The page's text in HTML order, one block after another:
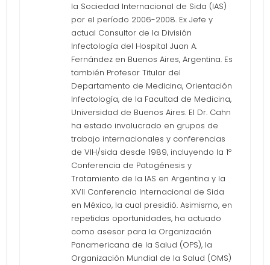
la Sociedad Internacional de Sida (IAS)
por el período 2006-2008. Ex Jefe y
actual Consultor de la División
Infectología del Hospital Juan A.
Fernández en Buenos Aires, Argentina. Es
también Profesor Titular del
Departamento de Medicina, Orientación
Infectología, de la Facultad de Medicina,
Universidad de Buenos Aires. El Dr. Cahn
ha estado involucrado en grupos de
trabajo internacionales y conferencias
de VIH/sida desde 1989, incluyendo la 1º
Conferencia de Patogénesis y
Tratamiento de la IAS en Argentina y la
XVII Conferencia Internacional de Sida
en México, la cual presidió. Asimismo, en
repetidas oportunidades, ha actuado
como asesor para la Organización
Panamericana de la Salud (OPS), la
Organización Mundial de la Salud (OMS)